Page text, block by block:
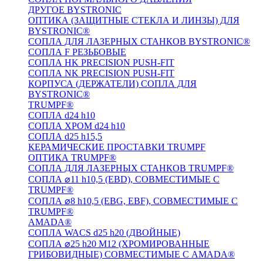
ДРУГОЕ BYSTRONIC
ОПТИКА (ЗАЩИТНЫЕ СТЕКЛА И ЛИНЗЫ) ДЛЯ
BYSTRONIC®
СОПЛА ДЛЯ ЛАЗЕРНЫХ СТАНКОВ BYSTRONIC®
СОПЛА F РЕЗЬБОВЫЕ
СОПЛА HK PRECISION PUSH-FIT
СОПЛА NK PRECISION PUSH-FIT
КОРПУСА (ДЕРЖАТЕЛИ) СОПЛА ДЛЯ
BYSTRONIC®
TRUMPF®
СОПЛА d24 h10
СОПЛА ХРОМ d24 h10
СОПЛА d25 h15,5
КЕРАМИЧЕСКИЕ ПРОСТАВКИ TRUMPF
ОПТИКА TRUMPF®
СОПЛА ДЛЯ ЛАЗЕРНЫХ СТАНКОВ TRUMPF®
СОПЛА ⌀11 h10,5 (EBD), СОВМЕСТИМЫЕ С
TRUMPF®
СОПЛА ⌀8 h10,5 (EBG, EBF), СОВМЕСТИМЫЕ С
TRUMPF®
AMADA®
СОПЛА WACS d25 h20 (ДВОЙНЫЕ)
СОПЛА ⌀25 h20 M12 (ХРОМИРОВАННЫЕ
ГРИБОВИДНЫЕ) СОВМЕСТИМЫЕ С AMADA®